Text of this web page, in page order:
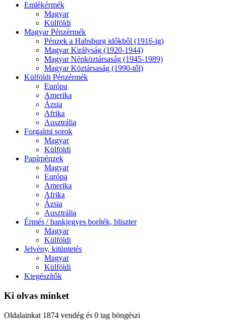
Emlékérmék
Magyar
Külföldi
Magyar Pénzérmék
Pénzek a Habsburg időkből (1916-ig)
Magyar Királyság (1920-1944)
Magyar Népköztársaság (1945-1989)
Magyar Köztársaság (1990-től)
Külföldi Pénzérmék
Európa
Amerika
Ázsia
Afrika
Ausztrália
Forgalmi sorok
Magyar
Külföldi
Papírpénzek
Magyar
Európa
Amerika
Afrika
Ázsia
Ausztrália
Érmés / bankjegyes boríték, bliszter
Magyar
Külföldi
Jelvény, kitüntetés
Magyar
Külföldi
Kiegészítők
Ki olvas minket
Oldalainkat 1874 vendég és 0 tag böngészi